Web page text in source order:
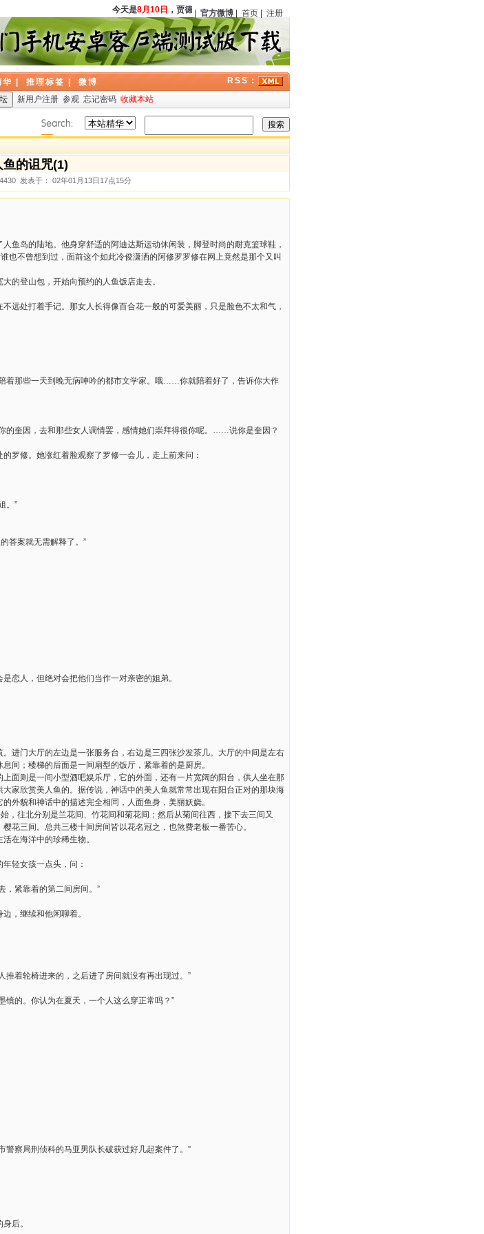
今天是8月10日， 贾德森·菲利普斯（美国）诞辰123
官方微博 首页 注册
华 推理标签 微博
RSS：
新用户注册 参观 忘记密码 收藏本站
鱼的诅咒(1)
发表于： 02年01月13日17点15分
鱼岛的陆地。他身穿舒适的阿迪达斯运动休闲装，脚登时尚的耐克篮球鞋，
也不曾想到过，面前这个如此冷俊潇洒的阿修罗罗修在网上竟然是那个又叫
的登山包，开始向预约的人鱼饭店走去。
远处打着手记。那女人长得像百合花一般的可爱美丽，只是脸色不太和气，
着那些一天到晚无病呻吟的都市文学家。哦……你就陪着好了，告诉你大作
的奎因，去和那些女人调情罢，感情她们崇拜得很你呢。……说你是奎因？
罗修。她涨红着脸观察了罗修一会儿，走上前来问：
。”
答案就无需解释了。”
恋人，但绝对会把他们当作一对亲密的姐弟。
进门大厅的左边是一张服务台，右边是三四张沙发茶几。大厅的中间是左右
间；楼梯的后面是一间扇型的饭厅，紧靠着的是厨房。
面则是一间小型酒吧娱乐厅，它的外面，还有一片宽阔的阳台，供人坐在那
家欣赏美人鱼的。据传说，神话中的美人鱼就常常出现在阳台正对的那块海
外貌和神话中的描述完全相同，人面鱼身，美丽妖娆。
，往北分别是兰花间、竹花间和菊花间；然后从菊间往西，接下去三间又
花三间。总共三楼十间房间皆以花名冠之，也煞费老板一番苦心。
在海洋中的珍稀生物。
轻女孩一点头，问：
紧靠着的第二间房间。”
，继续和他闲聊着。
推着轮椅进来的，之后进了房间就没有再出现过。”
镜的。你认为在夏天，一个人这么穿正常吗？”
警察局刑侦科的马亚男队长破获过好几起案件了。”
后。